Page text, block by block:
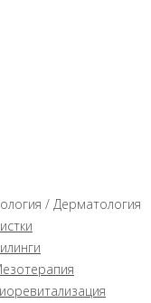
/ Дерматология